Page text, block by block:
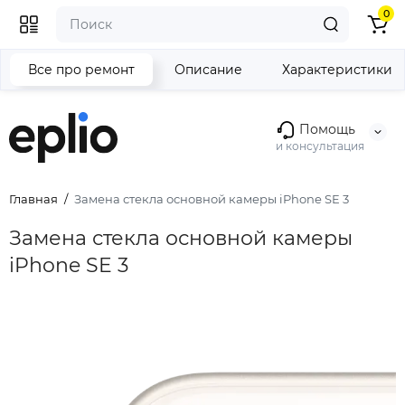
Помощь
и консультация
0
Главная Замена стекла основной камеры iPhone SE 3
Замена стекла основной камеры
iPhone SE 3
Все про ремонт Описание Характеристики